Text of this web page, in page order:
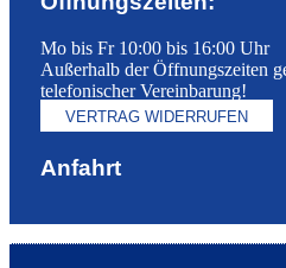
Mo bis Fr 10:00 bis 16:00 Uhr
Außerhalb der Öffnungszeiten
telefonischer Vereinbarung!
VERTRAG WIDERRUFEN
Anfahrt